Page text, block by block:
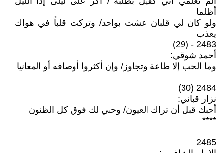
أظلما
ولو كان لي قلبان عشت بواحد/ وتركت قلباً في هواك
يعذب
2483 - (29)
أحمد شوقي:
وما الحب إلا طاعة وتجاوز/ وإن أكثروا أوصافه أو المعانيا
2484 (30)
نزار قباني:
أحبك قبل أن تراك العيون/ وحبي لك فوق كل الظنون
****
2485